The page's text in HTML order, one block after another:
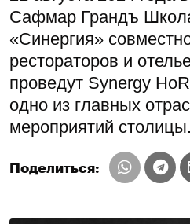
Сафмар Грандъ
«Синергия»
рестораторов и
проведут Synergy
одно из главных
мероприятий столицы.
Поделиться: